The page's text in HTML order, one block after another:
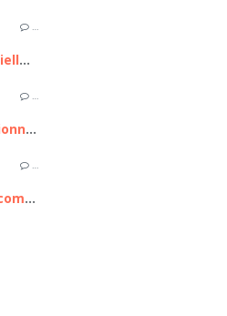
…
L’intelligence artificielle : bilan, enjeux et perspectives
…
Charles.co : Révolutionner les consultations médicales
…
Les dangers du jeu compulsif en ligne